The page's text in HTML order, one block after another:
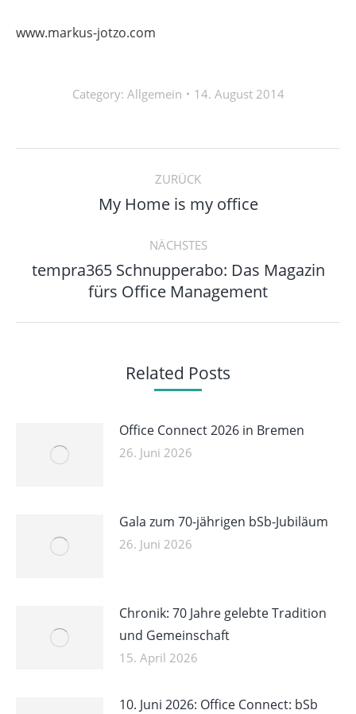
www.markus-jotzo.com
Category: Allgemein 14. August 2014
Kommentarnavigation
ZURÜCK
Vorheriger
My Home is my office
NÄCHSTES
Nächster
Beitrag:
tempra365 Schnupperabo: Das Magazin
fürs Office Management
Related Posts
Office Connect 2026 in Bremen
26. Juni 2026
Gala zum 70-jährigen bSb-Jubiläum
26. Juni 2026
Chronik: 70 Jahre gelebte Tradition
und Gemeinschaft
15. April 2026
10. Juni 2026: Office Connect: bSb